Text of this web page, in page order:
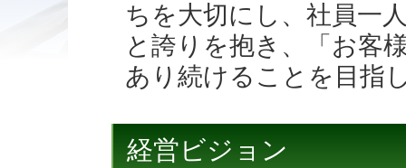
ちを大切にし、社員一
と誇りを抱き、「お客
あり続けることを目指
経営ビジョン